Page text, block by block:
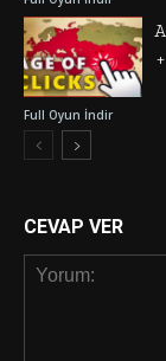
Full Oyun İndir
CEVAP VER